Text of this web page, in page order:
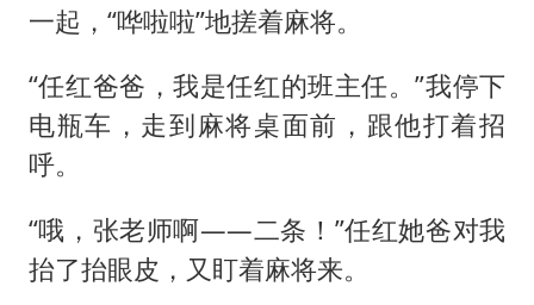
一起，“哗啦啦”地搓着麻将。
“任红爸爸，我是任红的班主任。”我停下
电瓶车，走到麻将桌面前，跟他打着招
呼。
“哦，张老师啊——二条！”任红她爸对我
抬了抬眼皮，又盯着麻将来。